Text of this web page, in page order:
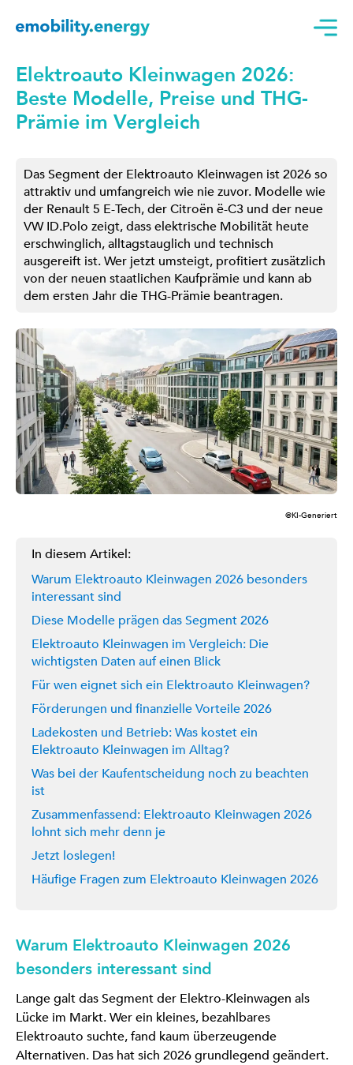
Elektroauto Kleinwagen 2026:
Beste Modelle, Preise und THG-
Prämie im Vergleich
Das Segment der Elektroauto Kleinwagen ist 2026 so
attraktiv und umfangreich wie nie zuvor. Modelle wie
der Renault 5 E-Tech, der Citroën ë-C3 und der neue
VW ID.Polo zeigt, dass elektrische Mobilität heute
erschwinglich, alltagstauglich und technisch
ausgereift ist. Wer jetzt umsteigt, profitiert zusätzlich
von der neuen staatlichen Kaufprämie und kann ab
dem ersten Jahr die THG-Prämie beantragen.
@KI-Generiert
In diesem Artikel:
Warum Elektroauto Kleinwagen 2026 besonders
interessant sind
Diese Modelle prägen das Segment 2026
Elektroauto Kleinwagen im Vergleich: Die
wichtigsten Daten auf einen Blick
Für wen eignet sich ein Elektroauto Kleinwagen?
Förderungen und finanzielle Vorteile 2026
Ladekosten und Betrieb: Was kostet ein
Elektroauto Kleinwagen im Alltag?
Was bei der Kaufentscheidung noch zu beachten
ist
Zusammenfassend: Elektroauto Kleinwagen 2026
lohnt sich mehr denn je
Jetzt loslegen!
Häufige Fragen zum Elektroauto Kleinwagen 2026
Warum Elektroauto Kleinwagen 2026
besonders interessant sind
Lange galt das Segment der Elektro-Kleinwagen als
Lücke im Markt. Wer ein kleines, bezahlbares
Elektroauto suchte, fand kaum überzeugende
Alternativen. Das hat sich 2026 grundlegend geändert.